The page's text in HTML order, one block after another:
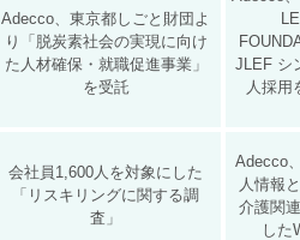
Adecco、東京都しごと財団よ
り「脱炭素社会の実現に向け
た人材確保・就職促進事業」
を受託
JLEF シ
人採用
会社員1,600人を対象にした
「リスキリングに関する調
査」
Adecco
人情報
介護関
した